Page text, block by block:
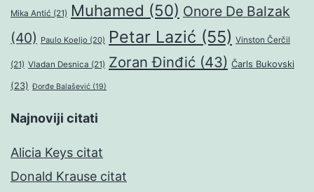
Mika Antić (21) Muhamed (50) Onore De Balzak
(40) Paulo Koeljo (20) Petar Lazić (55) Vinston Čerčil
(21) Vladan Desnica (21) Zoran Đinđić (43) Čarls Bukovski
(23) Đorđe Balašević (19)
Najnoviji citati
Alicia Keys citat
Donald Krause citat